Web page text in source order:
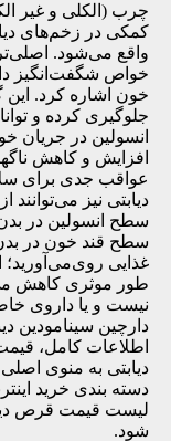
چرب (الکلی و غیر
کمکی در زخم‌های
واقع می‌شود.
خواص شگفت‌انگیز
خون اشاره کرد. این
جلوگیری کرده و
انسولین در جریان
افزایش و کاهش
عواقب جدی برای
دیابتی نیز می‌‌توانند
سطح انسولین در
سطح قند خون در
غذایی روی‌می‌آورید؛
طور موثری کاهش
نیست و یا داروی
دارچین سینامودین
اطلاعات کامل،
دیابتی به منوی
دسته بندی خرید
لیست قیمت قرص
شود.